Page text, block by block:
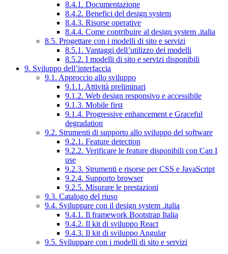
8.4.1. Documentazione
8.4.2. Benefici del design system
8.4.3. Risorse operative
8.4.4. Come contribuire al design system .italia
8.5. Progettare con i modelli di sito e servizi
8.5.1. Vantaggi dell’utilizzo dei modelli
8.5.2. I modelli di sito e servizi disponibili
9. Sviluppo dell’interfaccia
9.1. Approccio allo sviluppo
9.1.1. Attività preliminari
9.1.2. Web design responsivo e accessibile
9.1.3. Mobile first
9.1.4. Progressive enhancement e Graceful
degradation
9.2. Strumenti di supporto allo sviluppo del software
9.2.1. Feature detection
9.2.2. Verificare le feature disponibili con Can I
use
9.2.3. Strumenti e risorse per CSS e JavaScript
9.2.4. Supporto browser
9.2.5. Misurare le prestazioni
9.3. Catalogo del riuso
9.4. Sviluppare con il design system .italia
9.4.1. Il framework Bootstrap Italia
9.4.2. Il kit di sviluppo React
9.4.3. Il kit di sviluppo Angular
9.5. Sviluppare con i modelli di sito e servizi